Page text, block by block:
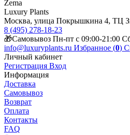
Zema
Luxury Plants
Москва, улица Покрышкина 4, ТЦ
8 (495) 278-18-23
🎁Самовывоз Пн-пт с 09:00-21:00
info@luxuryplants.ru Избранное (0)
Личный кабинет
Регистрация Вход
Информация
Доставка
Самовывоз
Возврат
Оплата
Контакты
FAQ